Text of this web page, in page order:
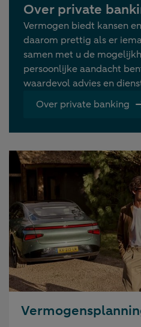
Over private
Vermogen biedt kansen
daarom prettig als er
samen met u de
persoonlijke aandacht
waardevol advies en
Over private banking